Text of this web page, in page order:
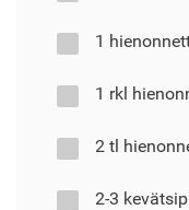
1
1 rkl
2 tl
2-3